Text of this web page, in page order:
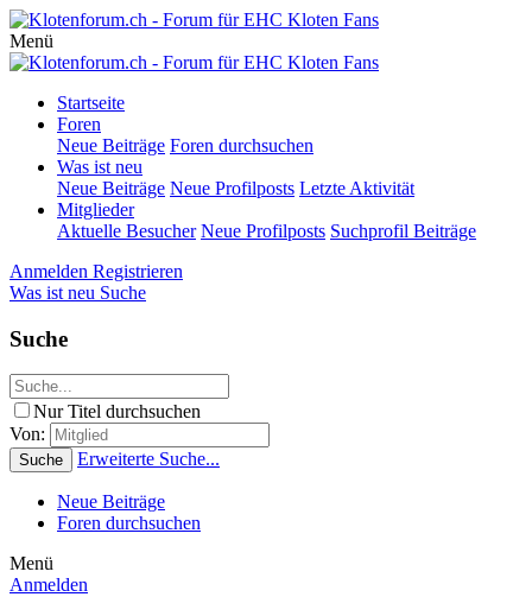
Menü
Startseite
Foren
Neue Beiträge Foren durchsuchen
Was ist neu
Neue Beiträge Neue Profilposts Letzte Aktivität
Mitglieder
Aktuelle Besucher Neue Profilposts Suchprofil Beiträge
Anmelden Registrieren
Was ist neu Suche
Suche
Nur Titel durchsuchen
Von:
Suche Erweiterte Suche...
Neue Beiträge
Foren durchsuchen
Menü
Anmelden